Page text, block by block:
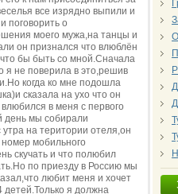
все изрядно выпили и
поговорить о
моего мужа,на танцы и
он признался что влюблён
бы быть со мной.Сначала
я не поверила в это,решив
когда ко мне подошла
сказала на ухо что он
в меня с первого
день мы собирали
на територии отеля,он
мобильного
скучать и что полюбил
по приезду в Россию мы
любит меня и хочет
детей.Только я должна